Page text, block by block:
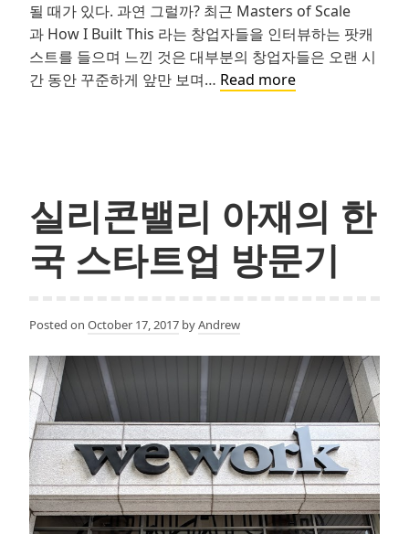
될 때가 있다. 과연 그럴까? 최근 Masters of Scale
과 How I Built This 라는 창업자들을 인터뷰하는 팟캐
스트를 들으며 느낀 것은 대부분의 창업자들은 오랜 시
간 동안 꾸준하게 앞만 보며… Read more자
니
공
하
리
콘
밸
리
실리콘밸리 아재의 한
국 스타트업 방문기
Posted on October 17, 2017 byAndrew